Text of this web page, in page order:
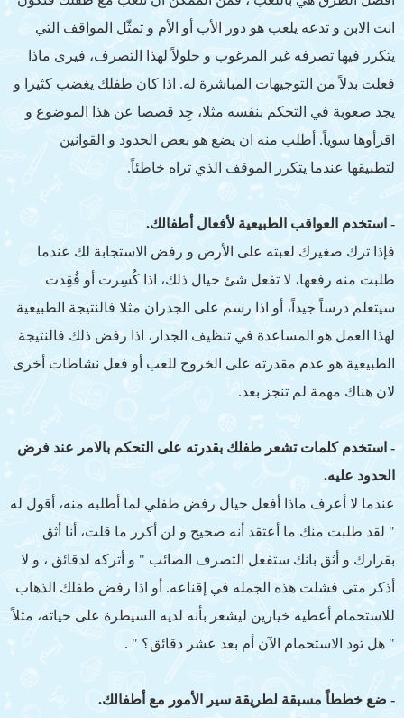
انت الابن و تدعه يلعب هو دور الأب أو الأم و تمثّل المواقف التي
يتكرر فيها تصرفه غير المرغوب و حلولاً لهذا التصرف، فيرى ماذا
فعلت بدلاً من التوجيهات المباشرة له. اذا كان طفلك يغضب كثيرا و
يجد صعوبة في التحكم بنفسه مثلا، جِد قصصا عن هذا الموضوع و
اقرأوها سوياً. أطلب منه ان يضع هو بعض الحدود و القوانين
لتطبيقها عندما يتكرر الموقف الذي تراه خاطئاً.
- استخدم العواقب الطبيعية لأفعال أطفالك.
فإذا ترك صغيرك لعبته على الأرض و رفض الاستجابة لك عندما
طلبت منه رفعها، لا تفعل شئ حيال ذلك، اذا كُسِرت أو فُقِدت
سيتعلم درساً جيداً، أو اذا رسم على الجدران مثلا فالنتيجة الطبيعية
لهذا العمل هو المساعدة في تنظيف الجدار، اذا رفض ذلك فالنتيجة
الطبيعية هو عدم مقدرته على الخروج للعب أو فعل نشاطات أخرى
لان هناك مهمة لم تنجز بعد.
- استخدم كلمات تشعر طفلك بقدرته على التحكم بالامر عند فرض
الحدود عليه.
عندما لا أعرف ماذا أفعل حيال رفض طفلي لما أطلبه منه، أقول له
" لقد طلبت منك ما أعتقد أنه صحيح و لن أكرر ما قلت، أنا أثق
بقرارك و أثق بانك ستفعل التصرف الصائب " و أتركه لدقائق ، و لا
أذكر متى فشلت هذه الجمله في إقناعه. أو اذا رفض طفلك الذهاب
للاستحمام أعطيه خيارين ليشعر بأنه لديه السيطرة على حياته، مثلاً
" هل تود الاستحمام الآن أم بعد عشر دقائق؟ " .
- ضع خططاً مسبقة لطريقة سير الأمور مع أطفالك.